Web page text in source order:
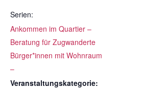
Serien:
Ankommen im Quartier –
Beratung für Zugwanderte
Bürger*innen mit Wohnraum
–
Veranstaltungskategorie: